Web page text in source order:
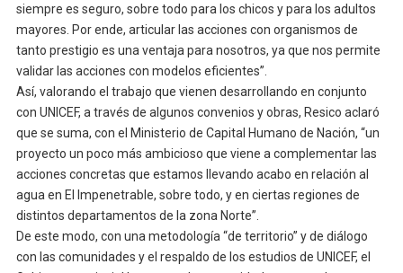
siempre es seguro, sobre todo para los chicos y para los adultos
mayores. Por ende, articular las acciones con organismos de
tanto prestigio es una ventaja para nosotros, ya que nos permite
validar las acciones con modelos eficientes”.
Así, valorando el trabajo que vienen desarrollando en conjunto
con UNICEF, a través de algunos convenios y obras, Resico aclaró
que se suma, con el Ministerio de Capital Humano de Nación, “un
proyecto un poco más ambicioso que viene a complementar las
acciones concretas que estamos llevando acabo en relación al
agua en El Impenetrable, sobre todo, y en ciertas regiones de
distintos departamentos de la zona Norte”.
De este modo, con una metodología “de territorio” y de diálogo
con las comunidades y el respaldo de los estudios de UNICEF, el